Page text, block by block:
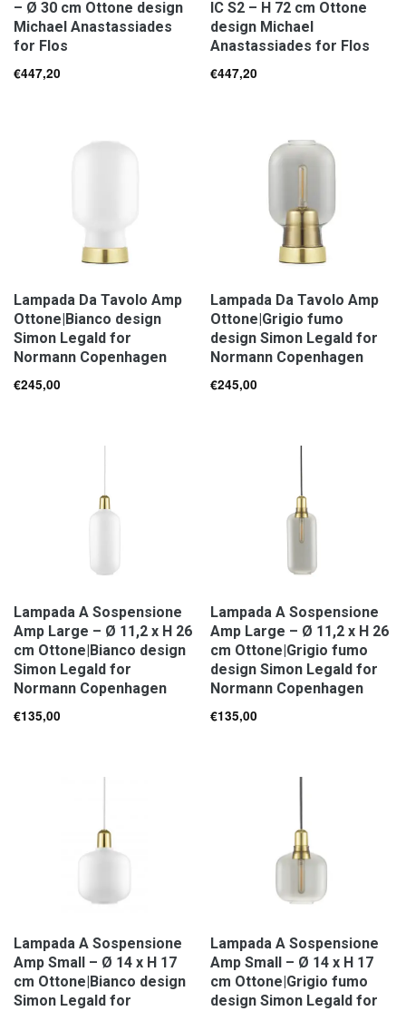
– Ø 30 cm Ottone design
Michael Anastassiades
for Flos
€447,20
IC S2 – H 72 cm Ottone
design Michael
Anastassiades for Flos
€447,20
Lampada Da Tavolo Amp
Ottone|Bianco design
Simon Legald for
Normann Copenhagen
€245,00
Lampada Da Tavolo Amp
Ottone|Grigio fumo
design Simon Legald for
Normann Copenhagen
€245,00
Lampada A Sospensione
Amp Large – Ø 11,2 x H 26
cm Ottone|Bianco design
Simon Legald for
Normann Copenhagen
€135,00
Lampada A Sospensione
Amp Large – Ø 11,2 x H 26
cm Ottone|Grigio fumo
design Simon Legald for
Normann Copenhagen
€135,00
Lampada A Sospensione
Amp Small – Ø 14 x H 17
cm Ottone|Bianco design
Simon Legald for
Lampada A Sospensione
Amp Small – Ø 14 x H 17
cm Ottone|Grigio fumo
design Simon Legald for